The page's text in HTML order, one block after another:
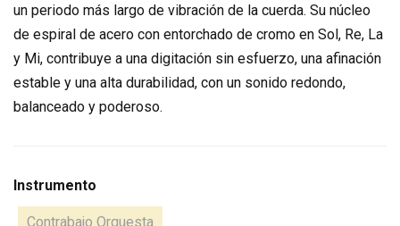
un periodo más largo de vibración de la cuerda. Su núcleo
de espiral de acero con entorchado de cromo en Sol, Re, La
y Mi, contribuye a una digitación sin esfuerzo, una afinación
estable y una alta durabilidad, con un sonido redondo,
balanceado y poderoso.
Instrumento
Contrabajo Orquesta